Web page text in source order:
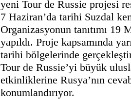
yeni Tour de Russie projesi
7 Haziran’da tarihi Suzdal
Organizasyonun tanıtımı 19
yapıldı. Proje kapsamında
tarihi bölgelerinde
Tour de Russie’yi büyük
etkinliklerine Rusya’nın
konumlandırıyor.